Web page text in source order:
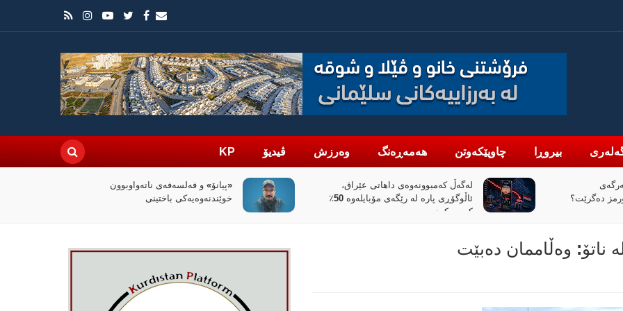
بیروڕا چاوپێکەوتن هەمەڕەنگ وەرزش ڤیدیۆ KP
عێراق،
«پیانۆ» و فەلسەفەی ناتەواوبوون
خوێندنەوەیەکی باختینی
سیاسەتی خۆتەعریبکردن لە باشووری
کوردستان
ناتۆ: وەڵاممان دەبێت